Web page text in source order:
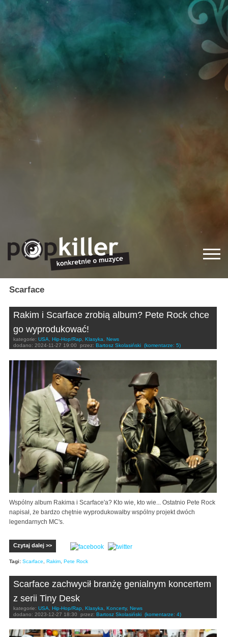
Scarface
Rakim i Scarface zrobią album? Pete Rock chce
go wyprodukować!
kategorie: USA, Hip-Hop/Rap, Klasyka, News
dodano: 2024-11-27 19:00 przez: Bartosz Skolasiński (komentarze: 5)
Wspólny album Rakima i Scarface'a? Kto wie, kto wie... Ostatnio Pete Rock
napisał, że bardzo chętnie wyprodukowałby wspólny projekt dwóch
legendarnych MC's.
Czytaj dalej >>
Tagi: Scarface, Rakim, Pete Rock
Scarface zachwycił branżę genialnym koncertem
z serii Tiny Desk
kategorie: USA, Hip-Hop/Rap, Klasyka, Koncerty, News
dodano: 2023-12-27 18:30 przez: Bartosz Skolasiński (komentarze: 4)